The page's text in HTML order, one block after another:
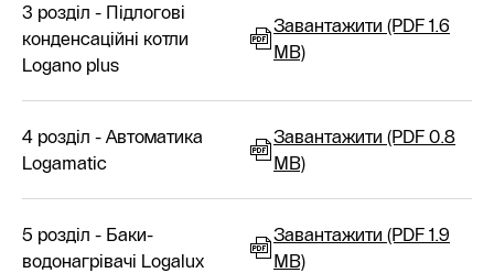
3 розділ - Підлогові
конденсаційні котли
Logano plus
Завантажити (PDF 1.6
MB)
4 розділ - Автоматика
Logamatic
Завантажити (PDF 0.8
MB)
5 розділ - Баки-
водонагрівачі Logalux
Завантажити (PDF 1.9
MB)